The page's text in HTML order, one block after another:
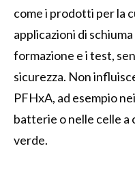
come i prodotti per la
applicazioni di
formazione e i test,
sicurezza. Non
PFHxA, ad esempio
batterie o nelle celle a
verde.